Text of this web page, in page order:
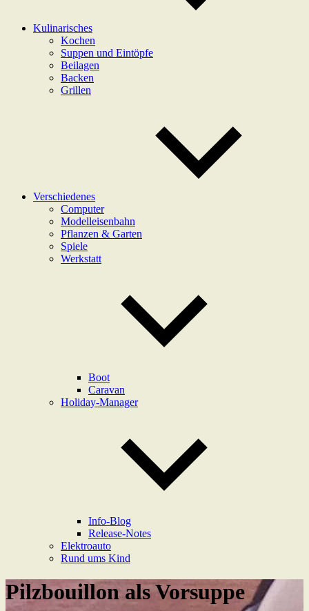
Kulinarisches
Kochen
Suppen und Eintöpfe
Beilagen
Backen
Grillen
Verschiedenes
Computer
Modelleisenbahn
Pflanzen & Garten
Spiele
Werkstatt
Boot
Caravan
Holiday-Manager
Info-Blog
Release-Notes
Elektroauto
Rund ums Kind
Pilzbouillon als Vorsuppe